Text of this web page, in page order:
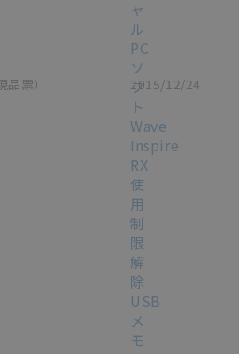
票）
ャ
ル
PC
ソ
フ
ト
Wave
Inspire
RX
使
用
制
限
解
除
USB
メ
モ
2015/12/24